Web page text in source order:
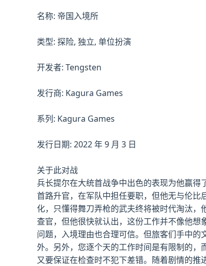
名称: 帝国入境所
类型: 探险, 独立, 单位扮演
开发者: Tengsten
发行商: Kagura Games
系列: Kagura Games
发行日期: 2022 年 9 月 3 日
关于此对战
兵长提尔在大统首战争中出色的表现为他赢得
首路升官，在军队中担任要职，但他无与伦比
化，只懂得舞刀弄枪的武夫终将被时代淘汰
查官，但他很快就认出，这份工作并不像他
问题，入境理由也合理可信。但旅客们手中
外。另外，您逐个天的工作时间是有限制的，
又要保证在检查时不犯下差错。随着剧情的推